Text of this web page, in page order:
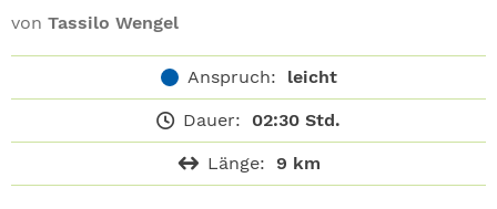
von Tassilo Wengel
Anspruch: leicht
Dauer: 02:30 Std.
Länge: 9 km
SHOP